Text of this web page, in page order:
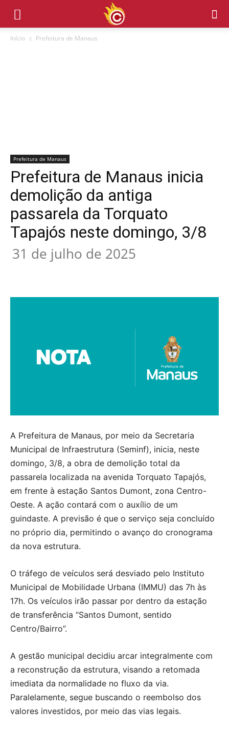
Início Prefeitura de Manaus
Prefeitura de Manaus
Prefeitura de Manaus inicia
demolição da antiga
passarela da Torquato
Tapajós neste domingo, 3/8
31 de julho de 2025
A Prefeitura de Manaus, por meio da Secretaria
Municipal de Infraestrutura (Seminf), inicia, neste
domingo, 3/8, a obra de demolição total da
passarela localizada na avenida Torquato Tapajós,
em frente à estação Santos Dumont, zona Centro-
Oeste. A ação contará com o auxílio de um
guindaste. A previsão é que o serviço seja concluído
no próprio dia, permitindo o avanço do cronograma
da nova estrutura.
O tráfego de veículos será desviado pelo Instituto
Municipal de Mobilidade Urbana (IMMU) das 7h às
17h. Os veículos irão passar por dentro da estação
de transferência “Santos Dumont, sentido
Centro/Bairro”.
A gestão municipal decidiu arcar integralmente com
a reconstrução da estrutura, visando a retomada
imediata da normalidade no fluxo da via.
Paralelamente, segue buscando o reembolso dos
valores investidos, por meio das vias legais.